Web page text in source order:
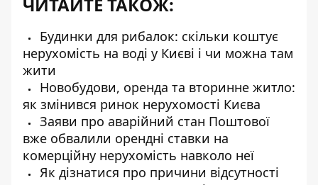
ЧИТАЙТЕ ТАКОЖ:
Будинки для рибалок: скільки коштує
нерухомість на воді у Києві і чи можна там
жити
Новобудови, оренда та вторинне житло:
як змінився ринок нерухомості Києва
Заяви про аварійний стан Поштової
вже обвалили орендні ставки на
комерційну нерухомість навколо неї
Як дізнатися про причини відсутності